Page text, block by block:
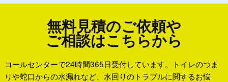
無料見積のご依頼や
ご相談はこちらから
コールセンターで24時間365日受付しています。トイレのつま
りや蛇口からの水漏れなど、水回りのトラブルに関するお悩